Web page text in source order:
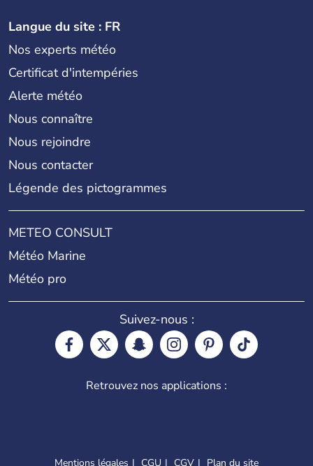
Langue du site : FR
Nos experts météo
Certificat d'intempéries
Alerte météo
Nous connaître
Nous rejoindre
Nous contacter
Légende des pictogrammes
METEO CONSULT
Météo Marine
Météo pro
Suivez-nous :
Retrouvez nos applications :
Mentions légales CGU CGV Plan du site